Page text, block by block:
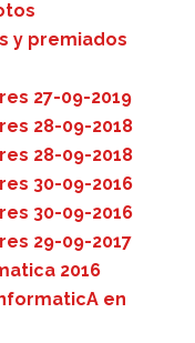
y premiados
27-09-2019
28-09-2018
28-09-2018
30-09-2016
30-09-2016
29-09-2017
2016
en